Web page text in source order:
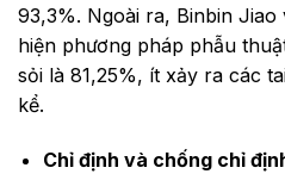
93,3%. Ngoài ra, Binbin
hiện phương pháp phẫu
sỏi là 81,25%, ít xảy ra các
kể.
Chỉ định và chống chỉ